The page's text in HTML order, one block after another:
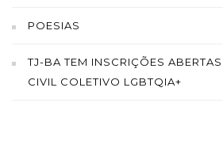
POESIAS
TJ-BA TEM INSCRIÇÕES
CIVIL COLETIVO LGBTQIA+